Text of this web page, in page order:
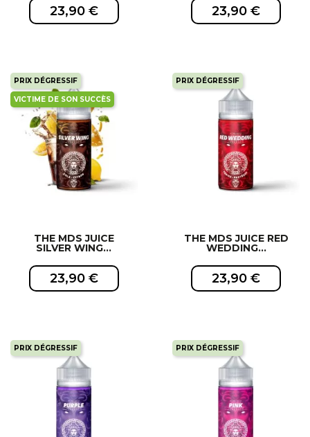
23,90 €
EXCLUSIVITÉ WEB !
23,90 €
EXCLUSIVITÉ WEB !
PRIX DÉGRESSIF
THE MDS JUICE
SILVER WING...
23,90 €
EXCLUSIVITÉ WEB !
VICTIME DE SON SUCCÈS
PRIX DÉGRESSIF
THE MDS JUICE RED
WEDDING...
23,90 €
EXCLUSIVITÉ WEB !
PRIX DÉGRESSIF PRIX DÉGRESSIF